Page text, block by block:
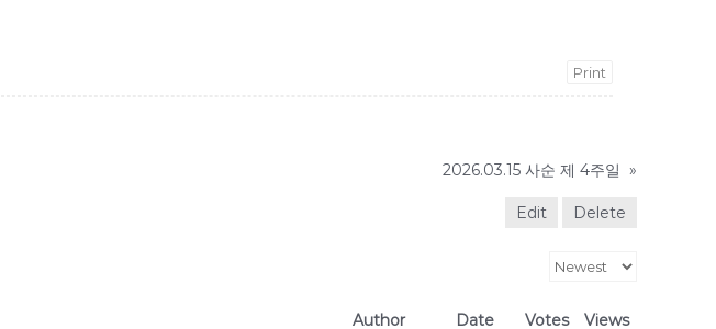
Print
2026.03.15 사순 제 4주일 »
Edit Delete
Author Date Votes Views